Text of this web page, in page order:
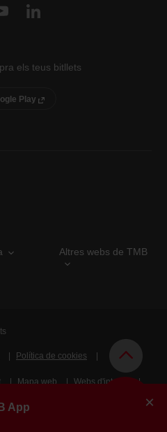
els teus bitllets
Play
Altres webs de TMB
Política de cookies
Mapa web Webs d'interès
App ×